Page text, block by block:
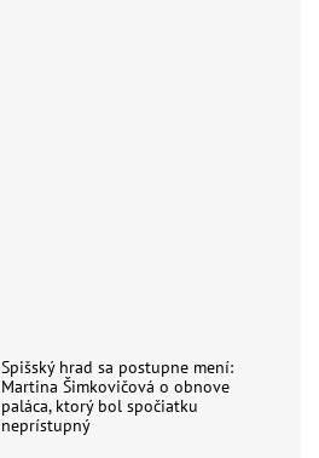
Spišský hrad sa postupne mení:
Martina Šimkovičová o obnove
paláca, ktorý bol spočiatku
neprístupný